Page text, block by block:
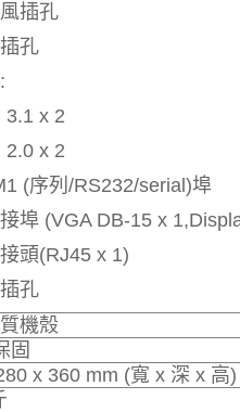
插孔
孔
:
3.1 x 2
2.0 x 2
(序列/RS232/serial)埠
接埠 (VGA DB-15 x
接頭(RJ45 x 1)
孔
機殼
固
x 360 mm (寬 x 深 x 高)